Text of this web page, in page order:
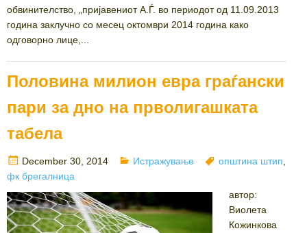
обвинителство, „пријавениот А.Ѓ. во периодот од 11.09.2013
година заклучно со месец октомври 2014 година како
одговорно лице,...
Половина милион евра граѓански
пари за дно на прволигашката
табела
Posted
on
December 30, 2014 Categories
Истражување Tags
општина штип
фк брегалница
автор:
Виолета
Кожинкова